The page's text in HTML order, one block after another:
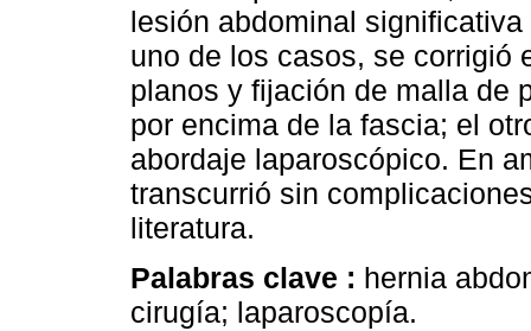
lesión abdominal
uno de los casos, se corrigió
planos y fijación de malla de
por encima de la fascia; el
abordaje laparoscópico. En
transcurrió sin
literatura.
Palabras clave : hernia
cirugía; laparoscopía.